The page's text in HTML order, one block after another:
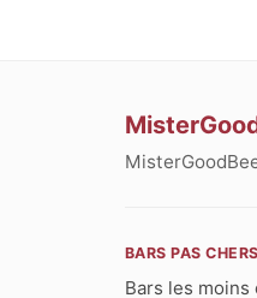
BARS PAS
Bars les moins